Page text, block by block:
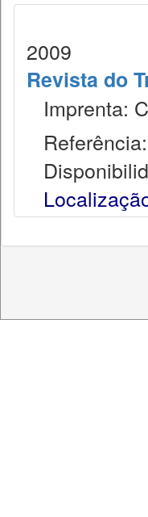
2009
Revista do
Imprenta: